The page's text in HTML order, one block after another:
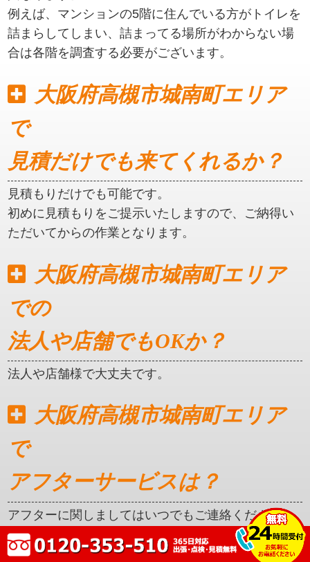
例えば、マンションの5階に住んでいる方がトイレを
詰まらしてしまい、詰まってる場所がわからない場
合は各階を調査する必要がございます。
大阪府高槻市城南町エリア
で
見積だけでも来てくれるか？
見積もりだけでも可能です。
初めに見積もりをご提示いたしますので、ご納得い
ただいてからの作業となります。
大阪府高槻市城南町エリア
での
法人や店舗でもOKか？
法人や店舗様で大丈夫です。
大阪府高槻市城南町エリア
で
アフターサービスは？
アフターに関しましてはいつでもご連絡ください。
クレカ対応はしているか？